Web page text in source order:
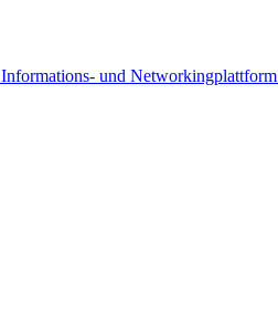
Informations- und Networkingplattform